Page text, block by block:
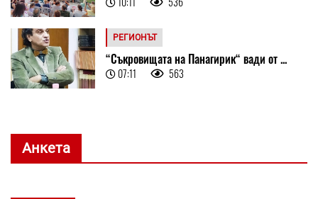
РЕГИОНЪТ
“Съкровищата на Панагирик“ вади от ...
07:11 563
Анкета